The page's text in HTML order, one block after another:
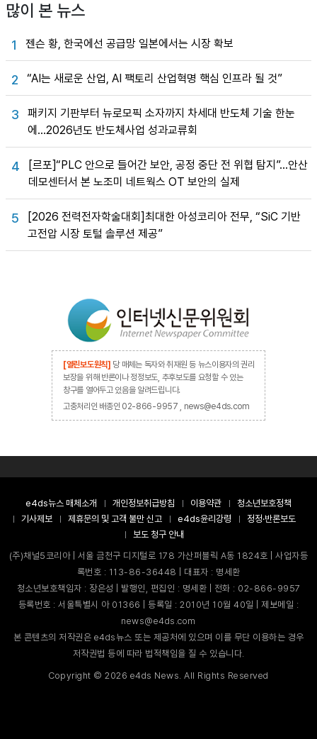
많이 본 뉴스
1 젠슨 황, 한국에선 공급망 일본에서는 시장 확보
2 “AI는 새로운 산업, AI 팩토리 산업혁명 핵심 인프라 될 것”
3
패키지 기판부터 뉴로모픽 소자까지 차세대 반도체 기술 한눈
에…2026년도 반도체사업 성과교류회
4
[르포]“PLC 안으로 들어간 보안, 공정 중단 전 위협 탐지”…안산
데모센터서 본 노조미 네트웍스 OT 보안의 실제
5
[2026 전력전자학술대회]최대한 아성코리아 전무, “SiC 기반
고전압 시장 토털 솔루션 제공”
[열린보도원칙] 당 매체는 독자와 취재원 등 뉴스이용자의 권리
보장을 위해 반론이나 정정보도, 추후보도를 요청할 수 있는
창구를 열어두고 있음을 알려드립니다.
고충처리인 배종인 02-866-9957 , news@e4ds.com
e4ds뉴스 매체소개 개인정보취급방침 이용약관
청소년보호정책
기사제보
제휴문의 및 고객 불만 신고 e4ds윤리강령
정정·반론보도
보도 청구 안내
(주)채널5코리아 | 서울 금천구 디지털로 178 가산퍼블릭 A동 1824호 | 사업자등
록번호 : 113-86-36448 | 대표자 : 명세환
청소년보호책임자 : 장은성 | 발행인, 편집인 : 명세환 | 전화 : 02-866-9957
등록번호 : 서울특별시 아 01366 | 등록일 : 2010년 10월 40일 | 제보메일 :
news@e4ds.com
본 콘텐츠의 저작권은 e4ds뉴스 또는 제공처에 있으며 이를 무단 이용하는 경우
저작권법 등에 따라 법적책임을 질 수 있습니다.
Copyright ©2026 e4ds News. All Rights Reserved